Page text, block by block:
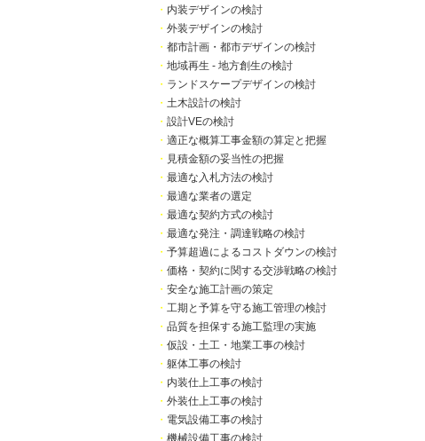
・ 内装デザインの検討
・ 外装デザインの検討
・ 都市計画・都市デザインの検討
・ 地域再生 - 地方創生の検討
・ ランドスケープデザインの検討
・ 土木設計の検討
・ 設計VEの検討
・ 適正な概算工事金額の算定と把握
・ 見積金額の妥当性の把握
・ 最適な入札方法の検討
・ 最適な業者の選定
・ 最適な契約方式の検討
・ 最適な発注・調達戦略の検討
・ 予算超過によるコストダウンの検討
・ 価格・契約に関する交渉戦略の検討
・ 安全な施工計画の策定
・ 工期と予算を守る施工管理の検討
・ 品質を担保する施工監理の実施
・ 仮設・土工・地業工事の検討
・ 躯体工事の検討
・ 内装仕上工事の検討
・ 外装仕上工事の検討
・ 電気設備工事の検討
・ 機械設備工事の検討